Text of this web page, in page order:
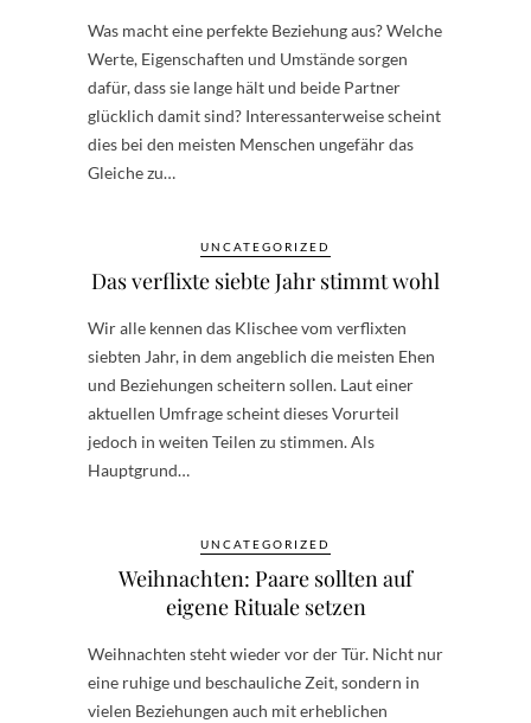
Was macht eine perfekte Beziehung aus? Welche
Werte, Eigenschaften und Umstände sorgen
dafür, dass sie lange hält und beide Partner
glücklich damit sind? Interessanterweise scheint
dies bei den meisten Menschen ungefähr das
Gleiche zu…
UNCATEGORIZED
Das verflixte siebte Jahr stimmt wohl
Wir alle kennen das Klischee vom verflixten
siebten Jahr, in dem angeblich die meisten Ehen
und Beziehungen scheitern sollen. Laut einer
aktuellen Umfrage scheint dieses Vorurteil
jedoch in weiten Teilen zu stimmen. Als
Hauptgrund…
UNCATEGORIZED
Weihnachten: Paare sollten auf
eigene Rituale setzen
Weihnachten steht wieder vor der Tür. Nicht nur
eine ruhige und beschauliche Zeit, sondern in
vielen Beziehungen auch mit erheblichen